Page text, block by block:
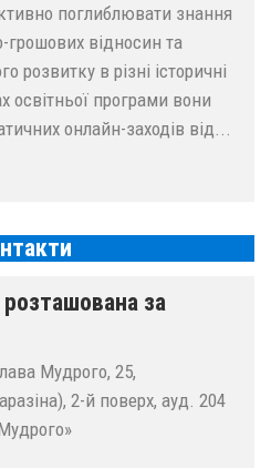
поглиблювати знання
грошових відносин та
розвитку в різні історичні
освітньої програми вони
онлайн-заходів від...
за
Мудрого, 25,
2-й поверх, ауд. 204